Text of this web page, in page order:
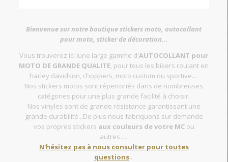
Bienvenue sur notre boutique stickers moto, autocollant
pour moto, sticker de décoration...
Vous trouverez ici lune large gamme d'AUTOCOLLANT pour
MOTO DE GRANDE QUALITE, pour tous les bikers roulant en
harley davidson, choppers, moto custom ou sportive....
Nos stickers motos sont répertoriés dans de nombreuses
catégories pour une plus grande facilité à choisir.
Nos vinyles sont de grande résistance garantissant une
grande durabilité...De plus nous fabriquons sur demande
vos propres stickers aux couleurs de votre MCou
autres.....
N'hésitez pas à nous consulter pour toutes
questions...